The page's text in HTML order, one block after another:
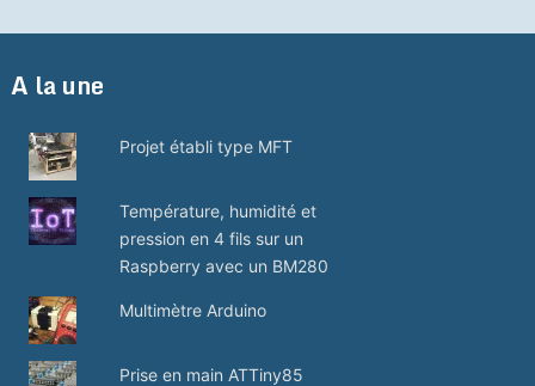
A la une
Projet établi type MFT
Température, humidité et
pression en 4 fils sur un
Raspberry avec un BM280
Multimètre Arduino
Prise en main ATTiny85